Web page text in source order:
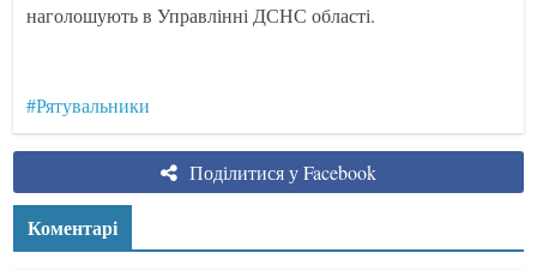
наголошують в Управлінні ДСНС області.
#Рятувальники
Поділитися у Facebook
Коментарі